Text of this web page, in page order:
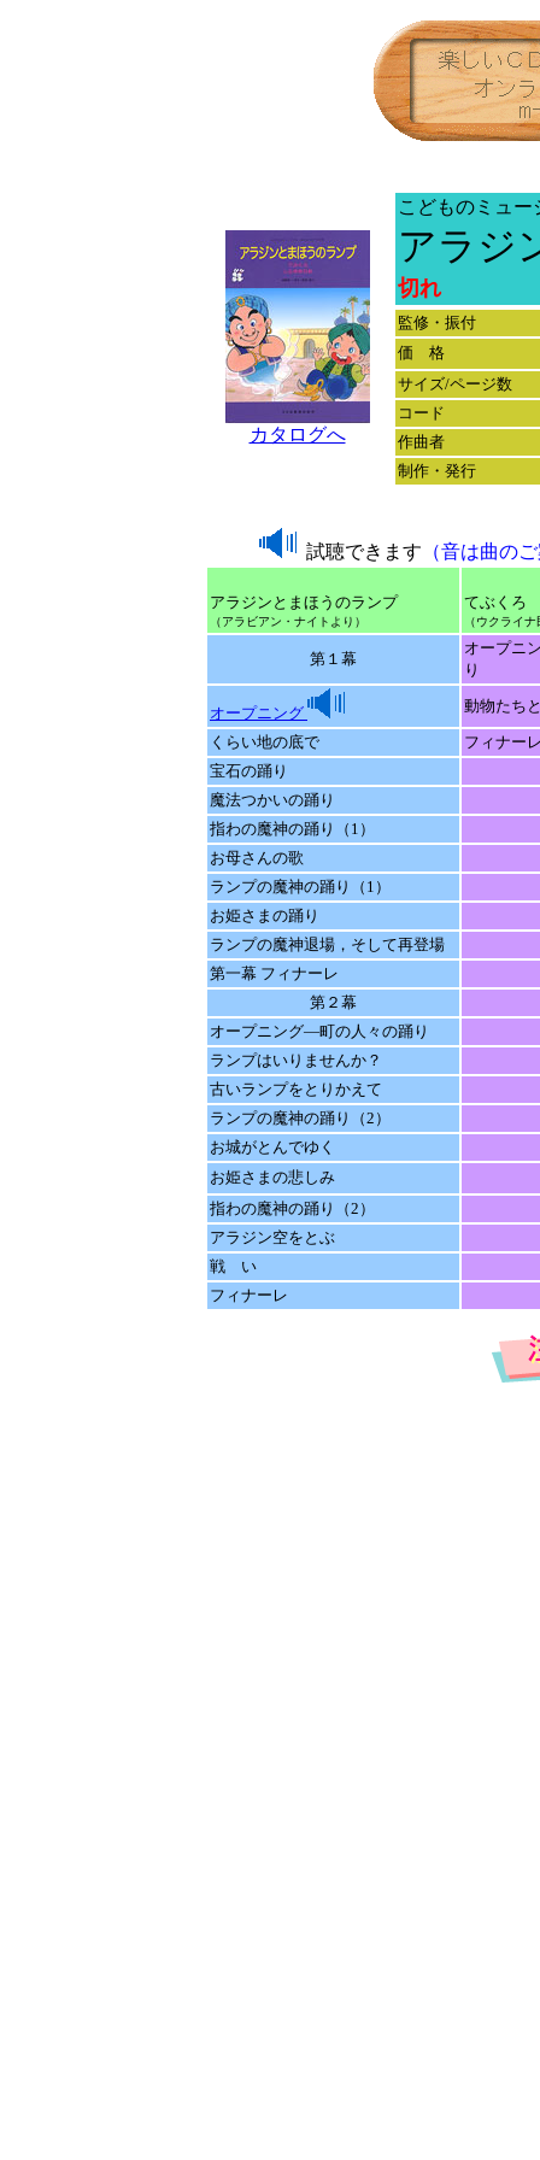
カタログへ
こどものミュー
アラジ
切れ
監修・振付
価 格
サイズ/ページ数
コード
作曲者
制作・発行
試聴できます （音は曲の
アラジンとまほうのランプ
（アラビアン・ナイトより）
てぶくろ
（ウクライ
第１幕
オープニ
り
オープニング
動物たち
くらい地の底で
フィナー
宝石の踊り
魔法つかいの踊り
指わの魔神の踊り（1）
お母さんの歌
ランプの魔神の踊り（1）
お姫さまの踊り
ランプの魔神退場，そして再登場
第一幕 フィナーレ
第２幕
オープニング―町の人々の踊り
ランプはいりませんか？
古いランプをとりかえて
ランプの魔神の踊り（2）
お城がとんでゆく
お姫さまの悲しみ
指わの魔神の踊り（2）
アラジン空をとぶ
戦 い
フィナーレ